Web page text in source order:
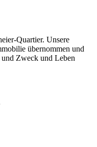
Quartier. Unsere
übernommen und
Zweck und Leben